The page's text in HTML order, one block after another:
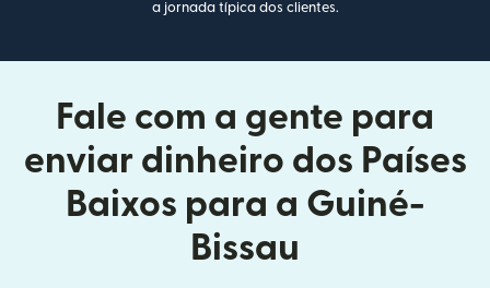
a jornada típica dos clientes.
Fale com a gente para
enviar dinheiro dos Países
Baixos para a Guiné-
Bissau